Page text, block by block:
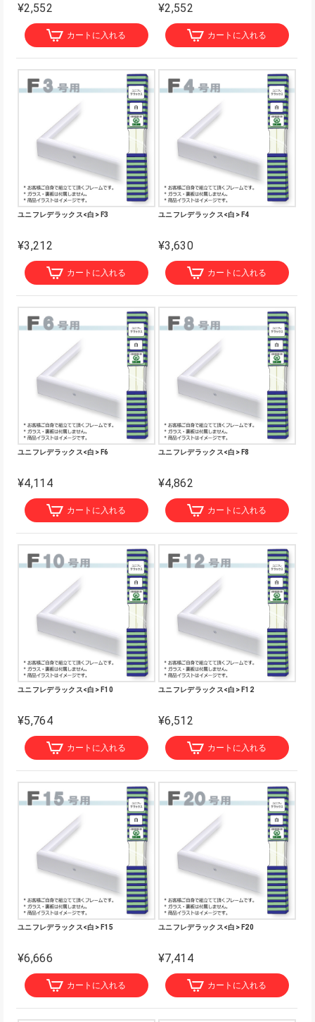
¥2,552
カートに入れる
¥2,552
カートに入れる
ユニフレデラックス<白> F3
¥3,212
カートに入れる
ユニフレデラックス<白> F4
¥3,630
カートに入れる
ユニフレデラックス<白> F6
¥4,114
カートに入れる
ユニフレデラックス<白> F8
¥4,862
カートに入れる
ユニフレデラックス<白> F10
¥5,764
カートに入れる
ユニフレデラックス<白> F12
¥6,512
カートに入れる
ユニフレデラックス<白> F15
¥6,666
カートに入れる
ユニフレデラックス<白> F20
¥7,414
カートに入れる